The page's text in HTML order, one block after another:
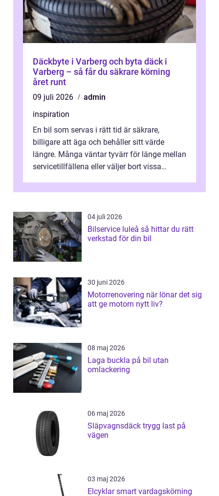
Däckbyte i Varberg och byta däck i
Varberg – så får du säkrare körning
året runt
09 juli 2026
admin
inspiration
En bil som servas i rätt tid är säkrare,
billigare att äga och behåller sitt värde
längre. Många väntar tyvärr för länge mellan
servicetillfällena eller väljer bort vissa
04 juli 2026
Bilservice luleå så hittar du rätt
verkstad för din bil
30 juni 2026
Motorrenovering när lönar det sig
att ge motorn nytt liv?
08 maj 2026
Laga buckla på bil utan
omlackering
06 maj 2026
Släpvagnsdäck trygg last på
vägen
03 maj 2026
Elcyklar smart vardagskörning